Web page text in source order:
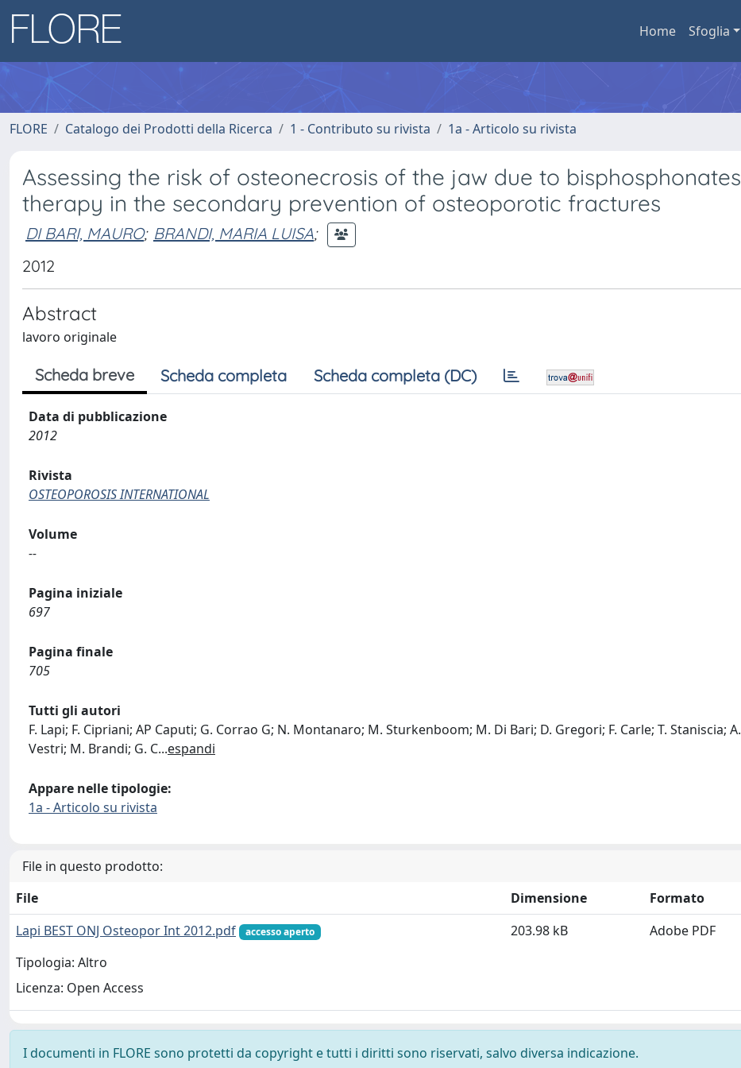
Home Sfoglia
FLORE Catalogo dei Prodotti della Ricerca 1 - Contributo su rivista 1a - Articolo su rivista
Assessing the risk of osteonecrosis of the jaw due to bisphosphonates
therapy in the secondary prevention of osteoporotic fractures
DI BARI, MAURO; BRANDI, MARIA LUISA;
2012
Abstract
lavoro originale
Scheda breve Scheda completa Scheda completa (DC)
Data di pubblicazione
2012
Rivista
OSTEOPOROSIS INTERNATIONAL
Volume
--
Pagina iniziale
697
Pagina finale
705
Tutti gli autori
F. Lapi; F. Cipriani; AP Caputi; G. Corrao G; N. Montanaro; M. Sturkenboom; M. Di Bari; D. Gregori; F. Carle; T. Staniscia; A.
Vestri; M. Brandi; G. C...espandi
Appare nelle tipologie:
1a - Articolo su rivista
File in questo prodotto:
File
Dimensione
Formato
Lapi BEST ONJ Osteopor Int 2012.pdf
accesso aperto
Tipologia: Altro
Licenza: Open Access
203.98 kB Adobe PDF
I documenti in FLORE sono protetti da copyright e tutti i diritti sono riservati, salvo diversa indicazione.